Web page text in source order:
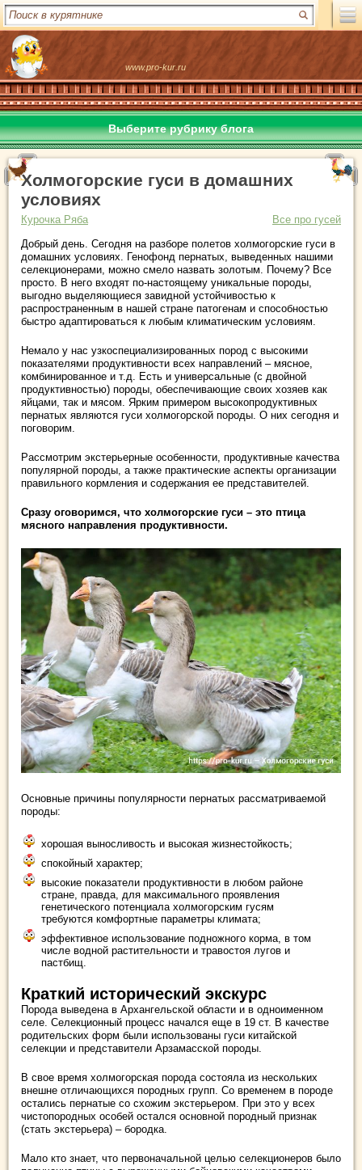
www.pro-kur.ru
Выберите рубрику блога
Холмогорские гуси в домашних
условиях
Курочка Ряба
Все про гусей
Добрый день. Сегодня на разборе полетов холмогорские гуси в
домашних условиях. Генофонд пернатых, выведенных нашими
селекционерами, можно смело назвать золотым. Почему? Все
просто. В него входят по-настоящему уникальные породы,
выгодно выделяющиеся завидной устойчивостью к
распространенным в нашей стране патогенам и способностью
быстро адаптироваться к любым климатическим условиям.
Немало у нас узкоспециализированных пород с высокими
показателями продуктивности всех направлений – мясное,
комбинированное и т.д. Есть и универсальные (с двойной
продуктивностью) породы, обеспечивающие своих хозяев как
яйцами, так и мясом. Ярким примером высокопродуктивных
пернатых являются гуси холмогорской породы. О них сегодня и
поговорим.
Рассмотрим экстерьерные особенности, продуктивные качества
популярной породы, а также практические аспекты организации
правильного кормления и содержания ее представителей.
Сразу оговоримся, что холмогорские гуси – это птица
мясного направления продуктивности.
Основные причины популярности пернатых рассматриваемой
породы:
хорошая выносливость и высокая жизнестойкость;
спокойный характер;
высокие показатели продуктивности в любом районе
стране, правда, для максимального проявления
генетического потенциала холмогорским гусям
требуются комфортные параметры климата;
эффективное использование подножного корма, в том
числе водной растительности и травостоя лугов и
пастбищ.
Краткий исторический экскурс
Порода выведена в Архангельской области и в одноименном
селе. Селекционный процесс начался еще в 19 ст. В качестве
родительских форм были использованы гуси китайской
селекции и представители Арзамасской породы.
В свое время холмогорская порода состояла из нескольких
внешне отличающихся породных групп. Со временем в породе
остались пернатые со схожим экстерьером. При это у всех
чистопородных особей остался основной породный признак
(стать экстерьера) – бородка.
Мало кто знает, что первоначальной целью селекционеров было